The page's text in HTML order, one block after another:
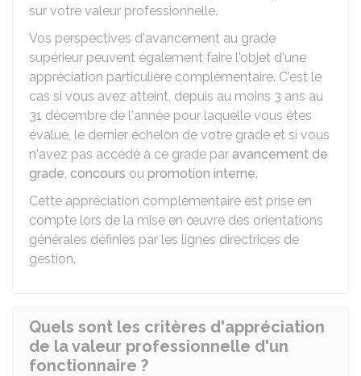
sur votre valeur professionnelle.
Vos perspectives d'avancement au grade
supérieur peuvent également faire l'objet d'une
appréciation particulière complémentaire. C'est le
cas si vous avez atteint, depuis au moins 3 ans au
31 décembre de l'année pour laquelle vous êtes
évalué, le dernier échelon de votre grade et si vous
n'avez pas accédé à ce grade par avancement de
grade, concours ou promotion interne.
Cette appréciation complémentaire est prise en
compte lors de la mise en œuvre des orientations
générales définies par les lignes directrices de
gestion.
Quels sont les critères d'appréciation
de la valeur professionnelle d'un
fonctionnaire ?